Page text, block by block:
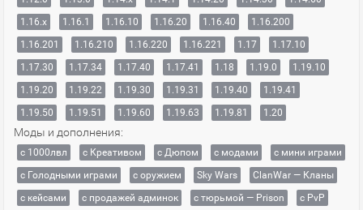
1.16.x
1.16.1 1.16.10 1.16.20 1.16.40
1.16.200
1.16.201
1.16.210 1.16.220 1.16.221 1.17
1.17.10
1.17.30
1.17.34 1.17.40 1.17.41 1.18 1.19.0
1.19.10
1.19.20
1.19.22 1.19.30 1.19.31 1.19.40
1.19.41
1.19.50
1.19.51 1.19.60 1.19.63 1.19.81 1.20
Моды и дополнения:
с 1000лвл c Креативом с Дюпом с модами
с мини играми
с Голодными играми
с оружием Sky Wars
ClanWar — Кланы
с кейсами
с продажей админок с тюрьмой — Prison
с PvP